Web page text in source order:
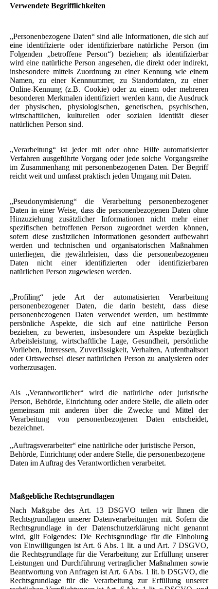
Verwendete Begrifflichkeiten
„Personenbezogene Daten“ sind alle Informationen, die sich auf
eine identifizierte oder identifizierbare natürliche Person (im
Folgenden „betroffene Person“) beziehen; als identifizierbar
wird eine natürliche Person angesehen, die direkt oder indirekt,
insbesondere mittels Zuordnung zu einer Kennung wie einem
Namen, zu einer Kennnummer, zu Standortdaten, zu einer
Online-Kennung (z.B. Cookie) oder zu einem oder mehreren
besonderen Merkmalen identifiziert werden kann, die Ausdruck
der physischen, physiologischen, genetischen, psychischen,
wirtschaftlichen, kulturellen oder sozialen Identität dieser
natürlichen Person sind.
„Verarbeitung“ ist jeder mit oder ohne Hilfe automatisierter
Verfahren ausgeführte Vorgang oder jede solche Vorgangsreihe
im Zusammenhang mit personenbezogenen Daten. Der Begriff
reicht weit und umfasst praktisch jeden Umgang mit Daten.
„Pseudonymisierung“ die Verarbeitung personenbezogener
Daten in einer Weise, dass die personenbezogenen Daten ohne
Hinzuziehung zusätzlicher Informationen nicht mehr einer
spezifischen betroffenen Person zugeordnet werden können,
sofern diese zusätzlichen Informationen gesondert aufbewahrt
werden und technischen und organisatorischen Maßnahmen
unterliegen, die gewährleisten, dass die personenbezogenen
Daten nicht einer identifizierten oder identifizierbaren
natürlichen Person zugewiesen werden.
„Profiling“ jede Art der automatisierten Verarbeitung
personenbezogener Daten, die darin besteht, dass diese
personenbezogenen Daten verwendet werden, um bestimmte
persönliche Aspekte, die sich auf eine natürliche Person
beziehen, zu bewerten, insbesondere um Aspekte bezüglich
Arbeitsleistung, wirtschaftliche Lage, Gesundheit, persönliche
Vorlieben, Interessen, Zuverlässigkeit, Verhalten, Aufenthaltsort
oder Ortswechsel dieser natürlichen Person zu analysieren oder
vorherzusagen.
Als „Verantwortlicher“ wird die natürliche oder juristische
Person, Behörde, Einrichtung oder andere Stelle, die allein oder
gemeinsam mit anderen über die Zwecke und Mittel der
Verarbeitung von personenbezogenen Daten entscheidet,
bezeichnet.
„Auftragsverarbeiter“ eine natürliche oder juristische Person,
Behörde, Einrichtung oder andere Stelle, die personenbezogene
Daten im Auftrag des Verantwortlichen verarbeitet.
Maßgebliche Rechtsgrundlagen
Nach Maßgabe des Art. 13 DSGVO teilen wir Ihnen die
Rechtsgrundlagen unserer Datenverarbeitungen mit. Sofern die
Rechtsgrundlage in der Datenschutzerklärung nicht genannt
wird, gilt Folgendes: Die Rechtsgrundlage für die Einholung
von Einwilligungen ist Art. 6 Abs. 1 lit. a und Art. 7 DSGVO,
die Rechtsgrundlage für die Verarbeitung zur Erfüllung unserer
Leistungen und Durchführung vertraglicher Maßnahmen sowie
Beantwortung von Anfragen ist Art. 6 Abs. 1 lit. b DSGVO, die
Rechtsgrundlage für die Verarbeitung zur Erfüllung unserer